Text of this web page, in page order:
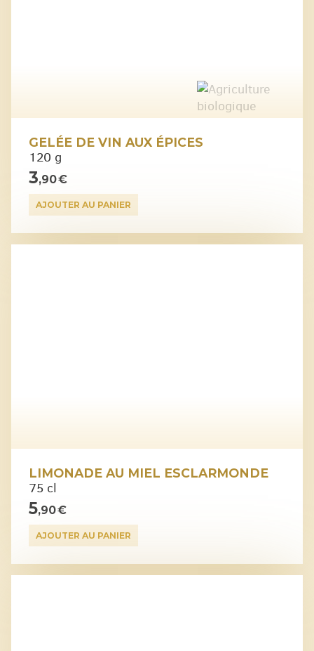
GELÉE DE VIN AUX ÉPICES
120 g
3,90 €
AJOUTER AU PANIER
LIMONADE AU MIEL ESCLARMONDE
75 cl
5,90 €
AJOUTER AU PANIER